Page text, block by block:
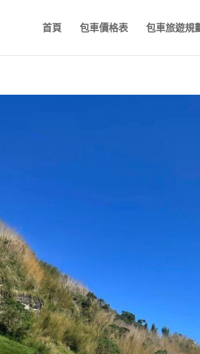
首頁 包車價格表 包車旅遊規